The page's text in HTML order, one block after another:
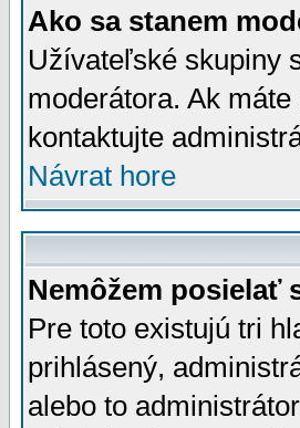
Ako sa stanem
Užívateľské skupiny
moderátora. Ak
kontaktujte
Návrat hore
Nemôžem posielať
Pre toto existujú tri
prihlásený,
alebo to